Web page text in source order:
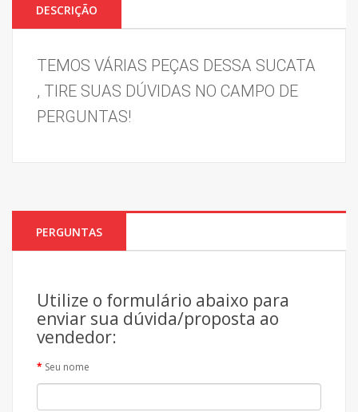
DESCRIÇÃO
TEMOS VÁRIAS PEÇAS DESSA SUCATA
, TIRE SUAS DÚVIDAS NO CAMPO DE
PERGUNTAS!
PERGUNTAS
Utilize o formulário abaixo para
enviar sua dúvida/proposta ao
vendedor:
Seu nome